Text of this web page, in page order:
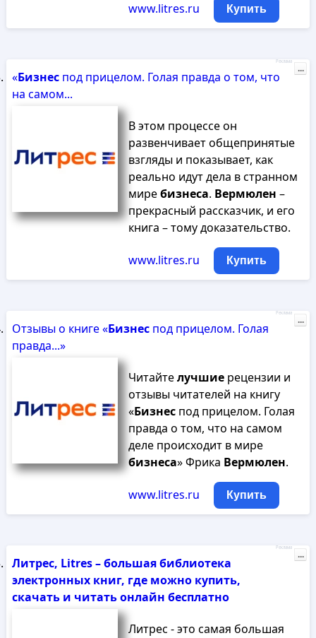
www.litres.ru Купить
«Бизнеспод прицелом. Голая правда о том, что
на самом...
В этом процессе он
развенчивает общепринятые
взгляды и показывает, как
реально идут дела в странном
миребизнеса. Вермюлен –
прекрасный рассказчик, и его
книга – тому доказательство.
www.litres.ru Купить
Реклама
...
Отзывы о книге «Бизнеспод прицелом. Голая
правда...»
Читайтелучшиерецензии и
отзывы читателей на книгу
«Бизнеспод прицелом. Голая
правда о том, что на самом
деле происходит в мире
бизнеса» Фрика Вермюлен.
www.litres.ru Купить
Реклама
...
Литрес, Litres – большая библиотека
электронных книг, где можно купить,
скачать и читать онлайн бесплатно
Литрес - это самая большая
Реклама
...